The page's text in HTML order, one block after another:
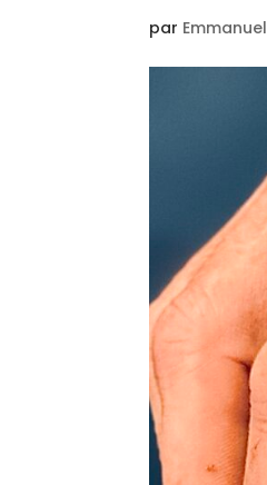
par Emmanuel